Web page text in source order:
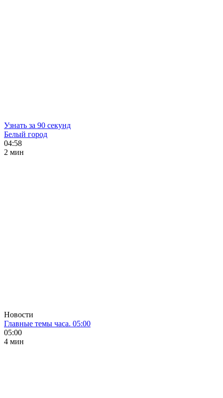
Узнать за 90 секунд
Белый город
04:58
2 мин
Новости
Главные темы часа. 05:00
05:00
4 мин